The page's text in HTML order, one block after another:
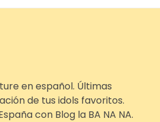
en español. Últimas
de tus idols favoritos.
con Blog la BA NA NA.